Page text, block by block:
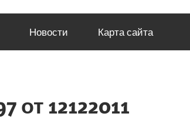
Новости Карта сайта
от 12122011